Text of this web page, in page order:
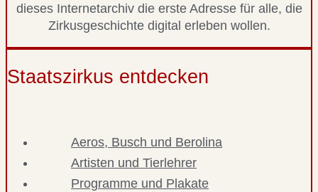
dieses Internetarchiv die erste Adresse für alle, die
Zirkusgeschichte digital erleben wollen.
Staatszirkus entdecken
Aeros, Busch und Berolina
Artisten und Tierlehrer
Programme und Plakate